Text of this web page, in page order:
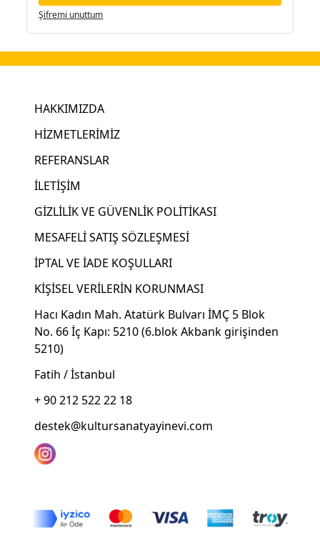
Şifremi unuttum
HAKKIMIZDA
HİZMETLERİMİZ
REFERANSLAR
İLETİŞİM
GİZLİLİK VE GÜVENLİK POLİTİKASI
MESAFELİ SATIŞ SÖZLEŞMESİ
İPTAL VE İADE KOŞULLARI
KİŞİSEL VERİLERİN KORUNMASI
Hacı Kadın Mah. Atatürk Bulvarı İMÇ 5 Blok
No. 66 İç Kapı: 5210 (6.blok Akbank girişinden
5210)
Fatih / İstanbul
+ 90 212 522 22 18
destek@kultursanatyayinevi.com